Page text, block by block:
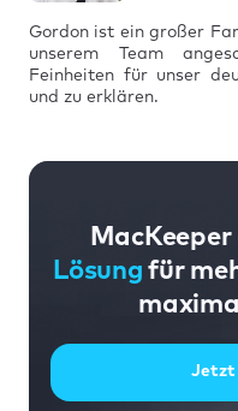
Gordon ist ein großer
unserem Team
Feinheiten für unser
und zu erklären.
Lösung für
Jetzt